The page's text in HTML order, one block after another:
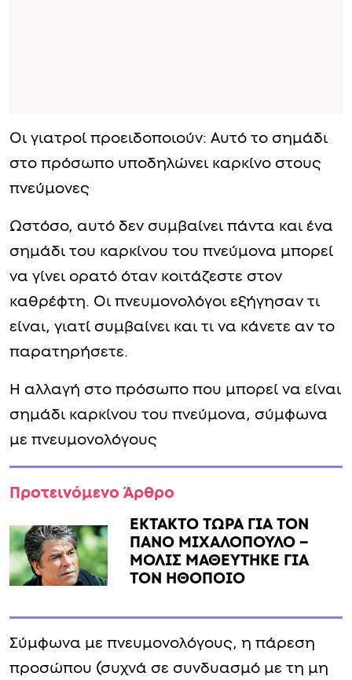
Οι γιατροί προειδοποιούν: Αυτό το σημάδι
στο πρόσωπο υποδηλώνει καρκίνο στους
πνεύμονες
Ωστόσο, αυτό δεν συμβαίνει πάντα και ένα
σημάδι του καρκίνου του πνεύμονα μπορεί
να γίνει ορατό όταν κοιτάζεστε στον
καθρέφτη. Οι πνευμονολόγοι εξήγησαν τι
είναι, γιατί συμβαίνει και τι να κάνετε αν το
παρατηρήσετε.
Η αλλαγή στο πρόσωπο που μπορεί να είναι
σημάδι καρκίνου του πνεύμονα, σύμφωνα
με πνευμονολόγους
Προτεινόμενο Άρθρο
ΕΚΤΑΚΤΟ ΤΩΡΑ ΓΙΑ ΤΟΝ
ΠΑΝΟ ΜΙΧΑΛΟΠΟΥΛΟ –
ΜΟΛΙΣ ΜΑΘΕΥΤΗΚΕ ΓΙΑ
ΤΟΝ ΗΘΟΠΟΙΟ
Σύμφωνα με πνευμονολόγους, η πάρεση
προσώπου (συχνά σε συνδυασμό με τη μη